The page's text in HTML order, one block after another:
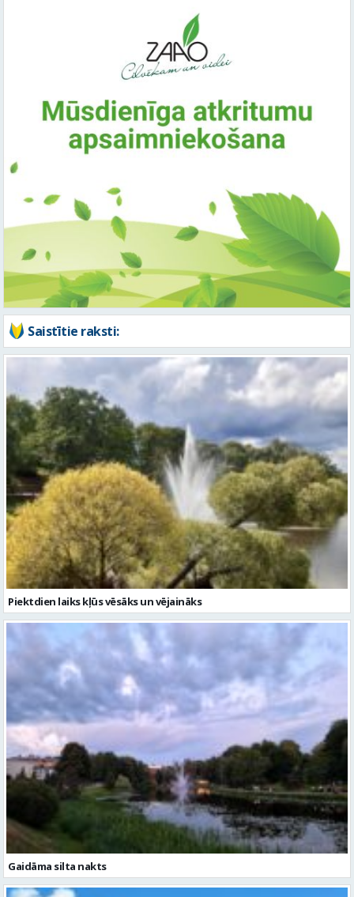
Saistītie raksti:
Piektdien laiks kļūs vēsāks un vējaināks
Gaidāma silta nakts